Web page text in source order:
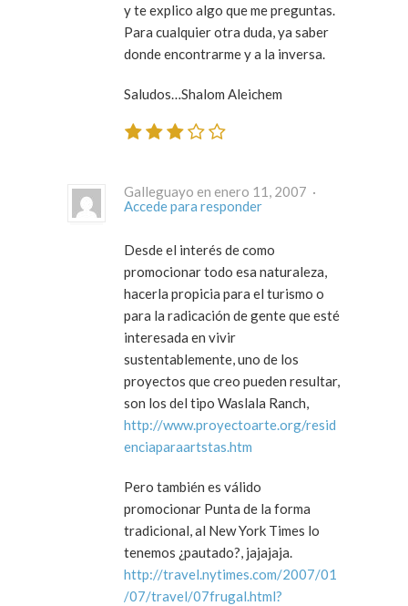
y te explico algo que me preguntas.
Para cualquier otra duda, ya saber
donde encontrarme y a la inversa.
Saludos…Shalom Aleichem
Galleguayo en enero 11, 2007 ·
Accede para responder
Desde el interés de como
promocionar todo esa naturaleza,
hacerla propicia para el turismo o
para la radicación de gente que esté
interesada en vivir
sustentablemente, uno de los
proyectos que creo pueden resultar,
son los del tipo Waslala Ranch,
http://www.proyectoarte.org/resid
enciaparaartstas.htm
Pero también es válido
promocionar Punta de la forma
tradicional, al New York Times lo
tenemos ¿pautado?, jajajaja.
http://travel.nytimes.com/2007/01
/07/travel/07frugal.html?